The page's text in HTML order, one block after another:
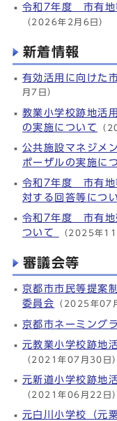
令和7年度 市有地
（2026年2月6日）
新着情報
有効活用に向けた
月7日）
教業小学校跡地活
の実施について
（
公共施設マネジメ
ポーザルの実施に
令和7年度 市有地
対する回答等につ
令和7年度 市有地
ついて
（2025年11
審議会等
京都市市民等提案
委員会
（2025年07
京都市ネーミング
元教業小学校跡地
（2021年07月30日）
元新道小学校跡地
（2021年06月22日）
元白川小学校（元